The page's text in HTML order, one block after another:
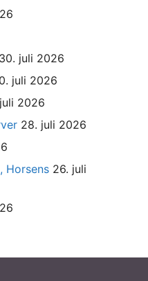
30. juli 2026
juli 2026
2026
28. juli 2026
Horsens 26. juli